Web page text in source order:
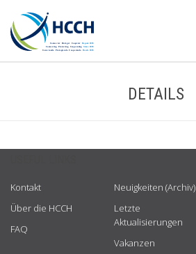
DETAILS
Kontakt
Über die HCCH
FAQ
Neuigkeiten (Archiv)
Letzte
Aktualisierungen
Vakanzen